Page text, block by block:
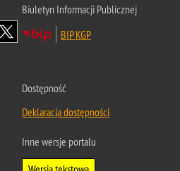
Biuletyn Informacji Publicznej
BIP KGP
Dostępność
Deklaracja dostępności
Inne wersje portalu